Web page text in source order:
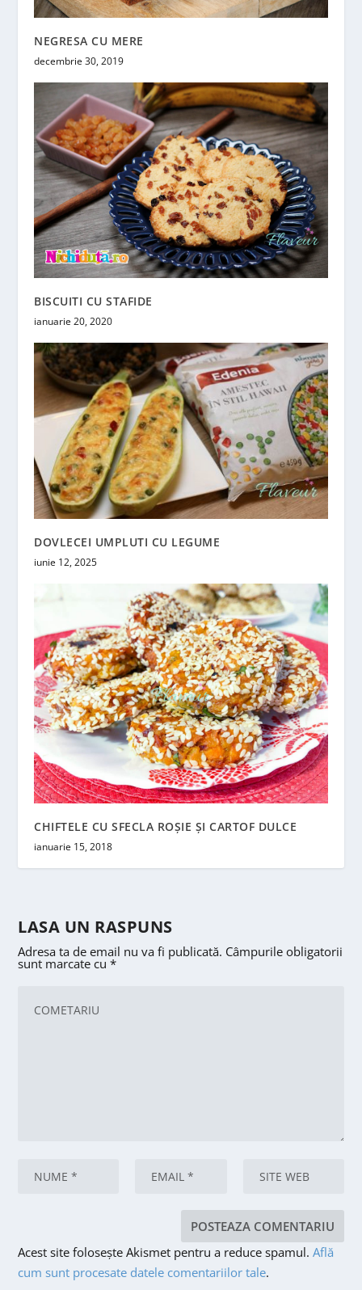
NEGRESA CU MERE
decembrie 30, 2019
BISCUITI CU STAFIDE
ianuarie 20, 2020
DOVLECEI UMPLUTI CU LEGUME
iunie 12, 2025
CHIFTELE CU SFECLA ROȘIE ȘI CARTOF DULCE
ianuarie 15, 2018
LASA UN RASPUNS
Adresa ta de email nu va fi publicată. Câmpurile obligatorii
sunt marcate cu*
Acest site folosește Akismet pentru a reduce spamul.Află
cum sunt procesate datele comentariilor tale.